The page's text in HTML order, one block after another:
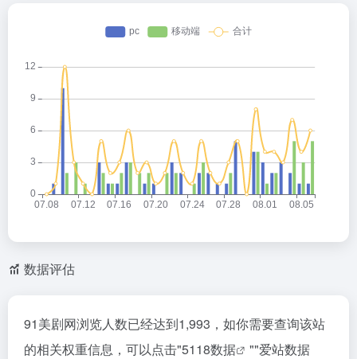
数据评估
91美剧网浏览人数已经达到1,993，如你需要查询该站
的相关权重信息，可以点击"5118数据 ""爱站数据